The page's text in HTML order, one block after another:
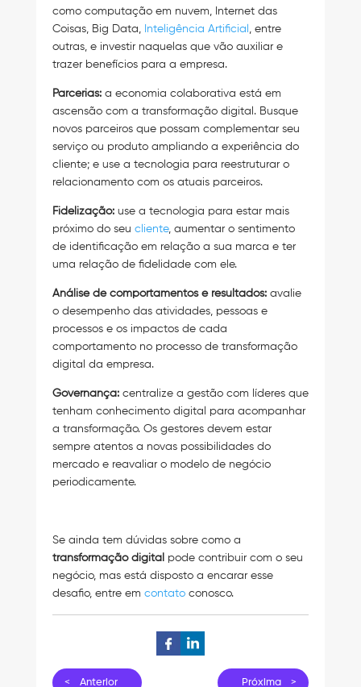
como computação em nuvem, Internet das
Coisas, Big Data, Inteligência Artificial , entre
outras, e investir naquelas que vão auxiliar e
trazer benefícios para a empresa.
Parcerias: a economia colaborativa está em
ascensão com a transformação digital. Busque
novos parceiros que possam complementar seu
serviço ou produto ampliando a experiência do
cliente; e use a tecnologia para reestruturar o
relacionamento com os atuais parceiros.
Fidelização:use a tecnologia para estar mais
próximo do seu cliente, aumentar o sentimento
de identificação em relação a sua marca e ter
uma relação de fidelidade com ele.
Análise de comportamentos e resultados:avalie
o desempenho das atividades, pessoas e
processos e os impactos de cada
comportamento no processo de transformação
digital da empresa.
Governança:centralize a gestão com líderes que
tenham conhecimento digital para acompanhar
a transformação. Os gestores devem estar
sempre atentos a novas possibilidades do
mercado e reavaliar o modelo de negócio
periodicamente.
Se ainda tem dúvidas sobre como a
transformação digital pode contribuir com o seu
negócio, mas está disposto a encarar esse
desafio, entre em contatoconosco.
< Anterior Próxima >